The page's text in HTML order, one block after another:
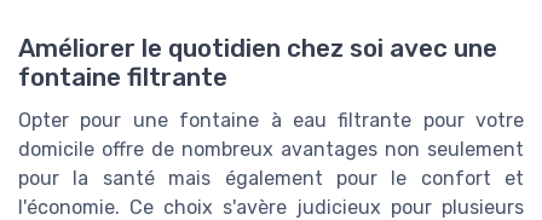
Améliorer le quotidien chez soi avec une
fontaine filtrante
Opter pour une fontaine à eau filtrante pour votre
domicile offre de nombreux avantages non seulement
pour la santé mais également pour le confort et
l'économie. Ce choix s'avère judicieux pour plusieurs